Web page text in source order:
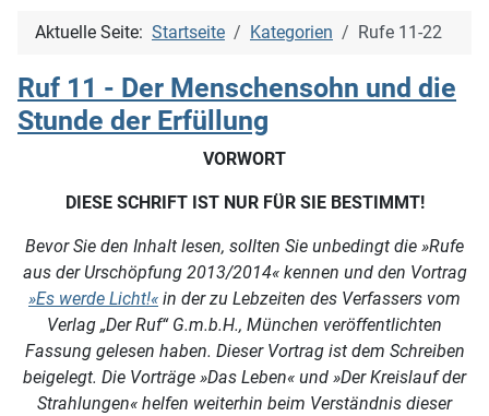
Aktuelle Seite: Startseite Kategorien Rufe 11-22
Ruf 11 - Der Menschensohn und die
Stunde der Erfüllung
VORWORT
DIESE SCHRIFT IST NUR FÜR SIE BESTIMMT!
Bevor Sie den Inhalt lesen, sollten Sie unbedingt die »Rufe
aus der Urschöpfung 2013/2014« kennen und den Vortrag
»Es werde Licht!« in der zu Lebzeiten des Verfassers vom
Verlag „Der Ruf“ G.m.b.H., München veröffentlichten
Fassung gelesen haben. Dieser Vortrag ist dem Schreiben
beigelegt. Die Vorträge »Das Leben« und »Der Kreislauf der
Strahlungen« helfen weiterhin beim Verständnis dieser